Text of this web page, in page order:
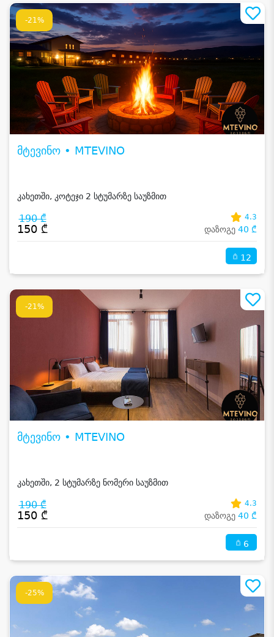
-21%
მტევინო • MTEVINO
კახეთში, კოტეჯი 2 სტუმარზე საუზმით
190 ₾
150 ₾
4.3
დაზოგე 40 ₾
12
-21%
მტევინო • MTEVINO
კახეთში, 2 სტუმარზე ნომერი საუზმით
190 ₾
150 ₾
4.3
დაზოგე 40 ₾
6
-25%